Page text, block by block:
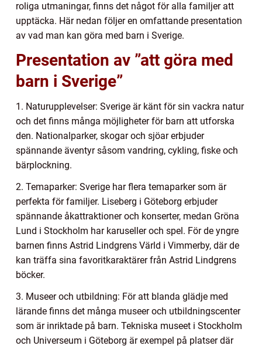
roliga utmaningar, finns det något för alla familjer att
upptäcka. Här nedan följer en omfattande presentation
av vad man kan göra med barn i Sverige.
Presentation av ”att göra med
barn i Sverige”
1. Naturupplevelser: Sverige är känt för sin vackra natur
och det finns många möjligheter för barn att utforska
den. Nationalparker, skogar och sjöar erbjuder
spännande äventyr såsom vandring, cykling, fiske och
bärplockning.
2. Temaparker: Sverige har flera temaparker som är
perfekta för familjer. Liseberg i Göteborg erbjuder
spännande åkattraktioner och konserter, medan Gröna
Lund i Stockholm har karuseller och spel. För de yngre
barnen finns Astrid Lindgrens Värld i Vimmerby, där de
kan träffa sina favoritkaraktärer från Astrid Lindgrens
böcker.
3. Museer och utbildning: För att blanda glädje med
lärande finns det många museer och utbildningscenter
som är inriktade på barn. Tekniska museet i Stockholm
och Universeum i Göteborg är exempel på platser där